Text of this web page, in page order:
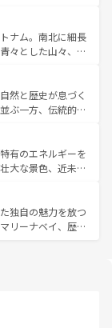
エティ豊かな料理
コンテンツ一覧を参
美を楽しむことが
ストリートフード
。夜には、韓国な
力を心ゆくまで味
韓国情報はコンテンツ一
ナム。南北に細長
々とした山々、世
の古い町並みやホ
、独特の雰囲気を
かさとおいしさで
ーヒーなどは、ぜ
もあたたかい人々
れられない旅にな
然と歴史が息づく
ぶ一方、伝統的な
マイなどの山岳地
トやクラビの美し
できる。タイ料理
にも異なる楽しみ
、仏教を中心とし
る旅人を魅了し続
有のエネルギーを
大な景色、近未来
スポットが密集し
魅力。息をのむよ
存分に楽しみ尽く
独自の魅力を放つ
リーナベイ、歴史
外せないスポット